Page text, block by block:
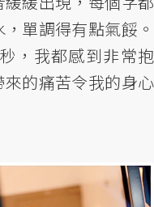
單調得有點氣餒。
，我都感到非常抱
的痛苦令我的身心